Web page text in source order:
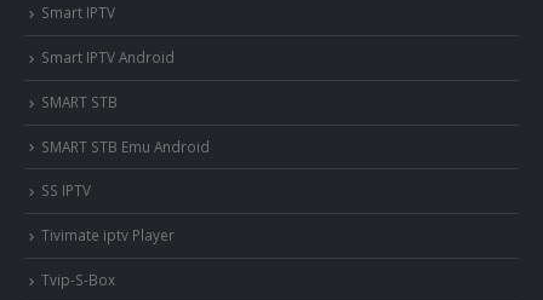
Smart IPTV
Smart IPTV Android
SMART STB
SMART STB Emu Android
SS IPTV
Tivimate iptv Player
Tvip-S-Box